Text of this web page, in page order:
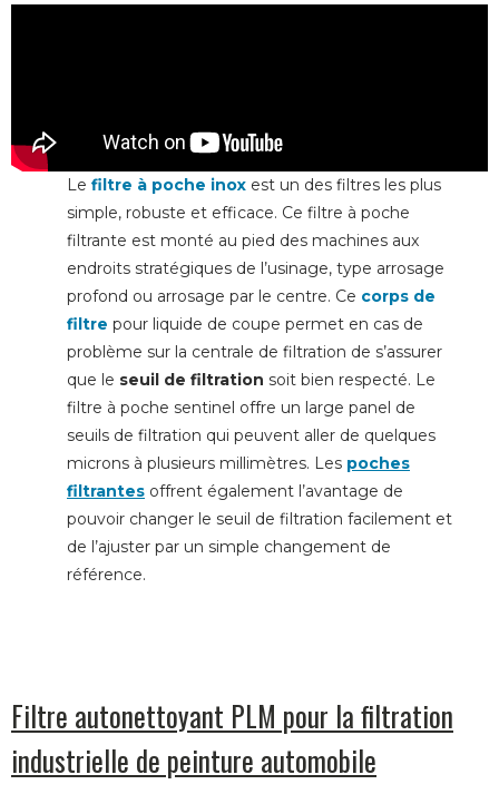
Le filtre à poche inox est un des filtres les plus
simple, robuste et efficace. Ce filtre à poche
filtrante est monté au pied des machines aux
endroits stratégiques de l’usinage, type arrosage
profond ou arrosage par le centre. Ce corps de
filtre pour liquide de coupe permet en cas de
problème sur la centrale de filtration de s’assurer
que le seuil de filtration soit bien respecté. Le
filtre à poche sentinel offre un large panel de
seuils de filtration qui peuvent aller de quelques
microns à plusieurs millimètres. Les poches
filtrantes offrent également l’avantage de
pouvoir changer le seuil de filtration facilement et
de l’ajuster par un simple changement de
référence.
Filtre autonettoyant PLM pour la filtration
industrielle de peinture automobile